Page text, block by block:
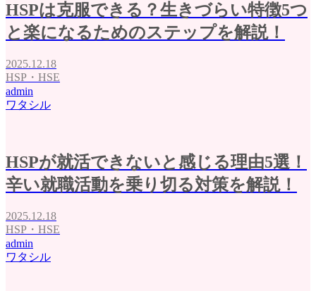
HSPは克服できる？生きづらい特徴5つ
と楽になるためのステップを解説！
2025.12.18
HSP・HSE
admin
ワタシル
HSPが就活できないと感じる理由5選！
辛い就職活動を乗り切る対策を解説！
2025.12.18
HSP・HSE
admin
ワタシル